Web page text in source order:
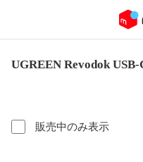
UGREEN Revodok
販売中のみ表示